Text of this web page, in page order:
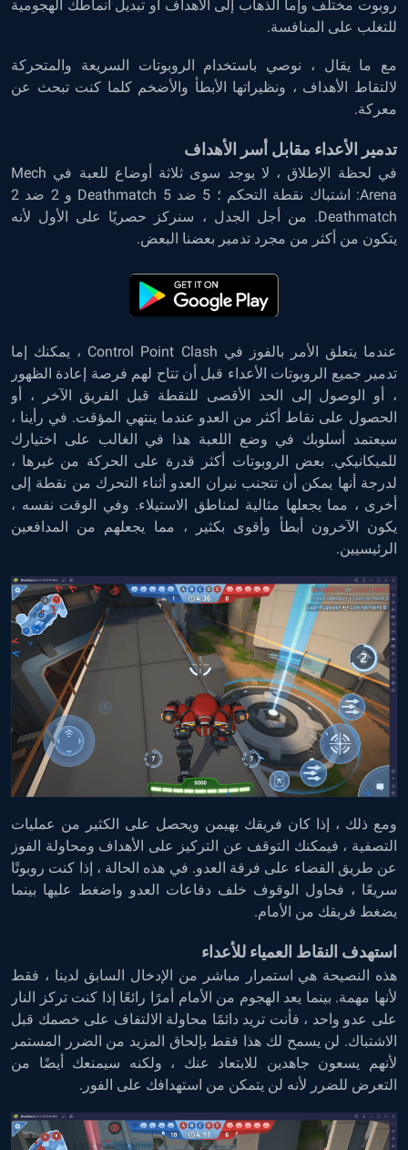
روبوت مختلف وإما الذهاب إلى الأهداف أو تبديل أنماطك الهجومية
للتغلب على المنافسة.
مع ما يقال ، نوصي باستخدام الروبوتات السريعة والمتحركة
لالتقاط الأهداف ، ونظيراتها الأبطأ والأضخم كلما كنت تبحث عن
معركة.
تدمير الأعداء مقابل أسر الأهداف
في لحظة الإطلاق ، لا يوجد سوى ثلاثة أوضاع للعبة في Mech
Arena: اشتباك نقطة التحكم ؛ 5 ضد 5 Deathmatch و 2 ضد 2
Deathmatch. من أجل الجدل ، سنركز حصريًا على الأول لأنه
يتكون من أكثر من مجرد تدمير بعضنا البعض.
عندما يتعلق الأمر بالفوز في Control Point Clash ، يمكنك إما
تدمير جميع الروبوتات الأعداء قبل أن تتاح لهم فرصة إعادة الظهور
، أو الوصول إلى الحد الأقصى للنقطة قبل الفريق الآخر ، أو
الحصول على نقاط أكثر من العدو عندما ينتهي المؤقت. في رأينا ،
سيعتمد أسلوبك في وضع اللعبة هذا في الغالب على اختيارك
للميكانيكي. بعض الروبوتات أكثر قدرة على الحركة من غيرها ،
لدرجة أنها يمكن أن تتجنب نيران العدو أثناء التحرك من نقطة إلى
أخرى ، مما يجعلها مثالية لمناطق الاستيلاء. وفي الوقت نفسه ،
يكون الآخرون أبطأ وأقوى بكثير ، مما يجعلهم من المدافعين
الرئيسيين.
ومع ذلك ، إذا كان فريقك يهيمن ويحصل على الكثير من عمليات
التصفية ، فيمكنك التوقف عن التركيز على الأهداف ومحاولة الفوز
عن طريق القضاء على فرقة العدو. في هذه الحالة ، إذا كنت روبوتًا
سريعًا ، فحاول الوقوف خلف دفاعات العدو واضغط عليها بينما
يضغط فريقك من الأمام.
استهدف النقاط العمياء للأعداء
هذه النصيحة هي استمرار مباشر من الإدخال السابق لدينا ، فقط
لأنها مهمة. بينما يعد الهجوم من الأمام أمرًا رائعًا إذا كنت تركز النار
على عدو واحد ، فأنت تريد دائمًا محاولة الالتفاف على خصمك قبل
الاشتباك. لن يسمح لك هذا فقط بإلحاق المزيد من الضرر المستمر
لأنهم يسعون جاهدين للابتعاد عنك ، ولكنه سيمنعك أيضًا من
التعرض للضرر لأنه لن يتمكن من استهدافك على الفور.